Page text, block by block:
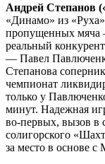
Андрей Степанов
«Динамо» из
пропущенных мяча
реальный
— Павел
Степанова
чемпионат
только у
минут. Надежная
во-первых, вызов в
солигорского
за место в основе